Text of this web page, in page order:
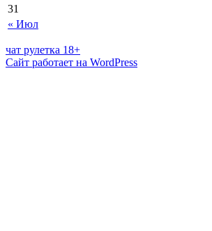
« Июл
31
чат рулетка 18+
Сайт работает на WordPress